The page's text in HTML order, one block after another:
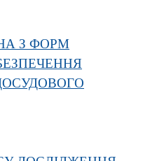
З ФОРМ